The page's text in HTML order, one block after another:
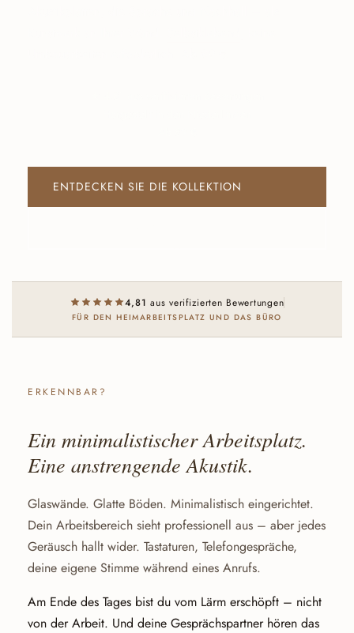
ENTDECKEN SIE DIE KOLLEKTION
4,81 aus verifizierten Bewertungen
FÜR DEN HEIMARBEITSPLATZ UND DAS BÜRO
ERKENNBAR?
Ein minimalistischer Arbeitsplatz.
Eine anstrengende Akustik.
Glaswände. Glatte Böden. Minimalistisch eingerichtet.
Dein Arbeitsbereich sieht professionell aus – aber jedes
Geräusch hallt wider. Tastaturen, Telefongespräche,
deine eigene Stimme während eines Anrufs.
Am Ende des Tages bist du vom Lärm erschöpft – nicht
von der Arbeit. Und deine Gesprächspartner hören das